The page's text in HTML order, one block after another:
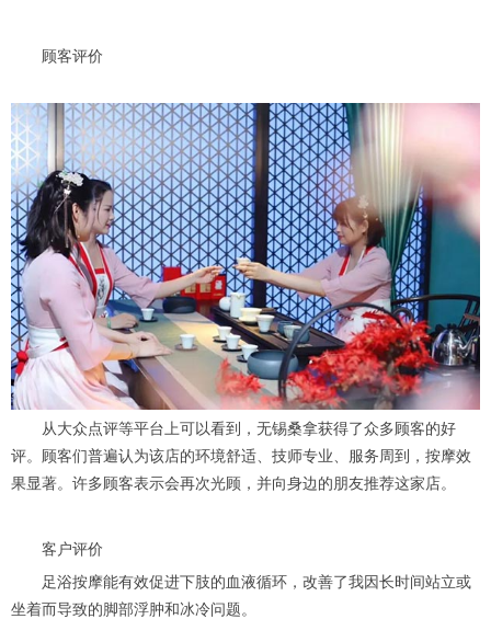
顾客评价
从大众点评等平台上可以看到，无锡桑拿获得了众多顾客的好
评。顾客们普遍认为该店的环境舒适、技师专业、服务周到，按摩效
果显著。许多顾客表示会再次光顾，并向身边的朋友推荐这家店。
客户评价
足浴按摩能有效促进下肢的血液循环，改善了我因长时间站立或
坐着而导致的脚部浮肿和冰冷问题。